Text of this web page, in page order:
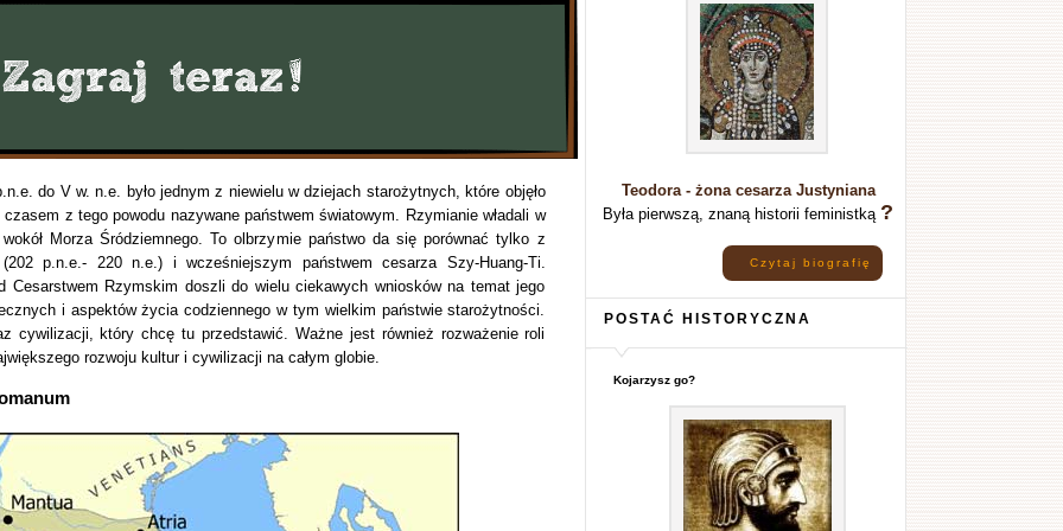
do V w. n.e. było jednym z niewielu w dziejach starożytnych, które objęło
z tego powodu nazywane państwem światowym. Rzymianie władali w
Morza Śródziemnego. To olbrzymie państwo da się porównać tylko z
p.n.e.- 220 n.e.) i wcześniejszym państwem cesarza Szy-Huang-Ti.
Cesarstwem Rzymskim doszli do wielu ciekawych wniosków na temat jego
i aspektów życia codziennego w tym wielkim państwie starożytności.
cywilizacji, który chcę tu przedstawić. Ważne jest również rozważenie roli
rozwoju kultur i cywilizacji na całym globie.
Teodora - żona cesarza Justyniana
Była pierwszą, znaną historii feministką ?
Czytaj biografię
POSTAĆ HISTORYCZNA
Kojarzysz go?